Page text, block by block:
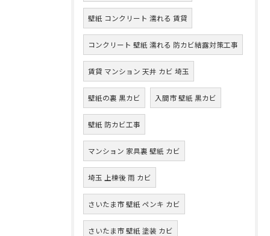
壁紙 コンクリート 濡れる 賃貸
コンクリート 壁紙 濡れる 防カビ結露対策工事
賃貸 マンション 天井 カビ 埼玉
壁紙の裏 黒カビ 入間市 壁紙 黒カビ
壁紙 防カビ工事
マンション 家具裏 壁紙 カビ
埼玉 上棟後 雨 カビ
さいたま市 壁紙 ペンキ カビ
さいたま市 壁紙 塗装 カビ